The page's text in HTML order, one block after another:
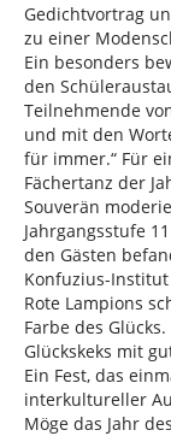
Gedichtvortrag
zu einer
Ein besonders
den
Teilnehmende
und mit den
für immer.“ Für
Fächertanz der
Souverän
Jahrgangsstufe
den Gästen
Konfuzius-
Rote Lampions
Farbe des
Glückskeks mit
Ein Fest, das
interkultureller
Möge das Jahr